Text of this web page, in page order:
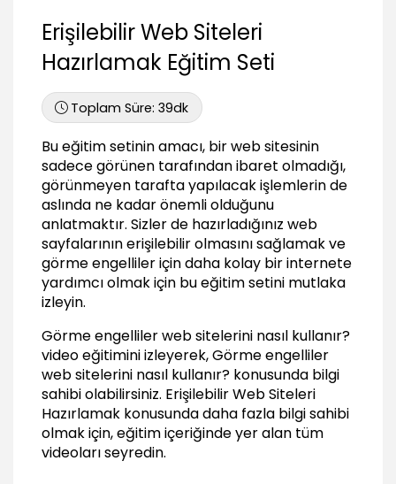
Site içerisinde yönlendirme işlemleri
03:25
Erişilebilir güvenlik sorgulaması (captcha)
02:08
00:57
Erişilebilirlik Testi
Sitenizi test ettirin
00:46
Ekran okuyucu programlar ile görmeden test
edin
01:23
00:57
Sonuç
Sonuç
00:40
Erişilebilir Web Siteleri
Hazırlamak Eğitim Seti
Toplam Süre:39dk
Bu eğitim setinin amacı, bir web sitesinin
sadece görünen tarafından ibaret olmadığı,
görünmeyen tarafta yapılacak işlemlerin de
aslında ne kadar önemli olduğunu
anlatmaktır. Sizler de hazırladığınız web
sayfalarının erişilebilir olmasını sağlamak ve
görme engelliler için daha kolay bir internete
yardımcı olmak için bu eğitim setini mutlaka
izleyin.
Görme engelliler web sitelerini nasıl kullanır?
video eğitimini izleyerek, Görme engelliler
web sitelerini nasıl kullanır? konusunda bilgi
sahibi olabilirsiniz. Erişilebilir Web Siteleri
Hazırlamak konusunda daha fazla bilgi sahibi
olmak için, eğitim içeriğinde yer alan tüm
videoları seyredin.